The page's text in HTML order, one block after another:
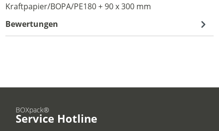
Kraftpapier/BOPA/PE180 + 90 x 300 mm
Bewertungen
BOXpack®
Service Hotline